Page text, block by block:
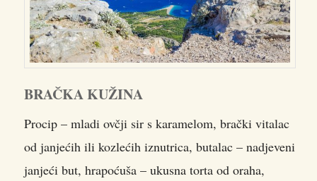
BRAČKA KUŽINA
Procip – mladi ovčji sir s karamelom, brački vitalac
od janjećih ili kozlećih iznutrica, butalac – nadjeveni
janjeći but, hrapoćuša – ukusna torta od oraha,